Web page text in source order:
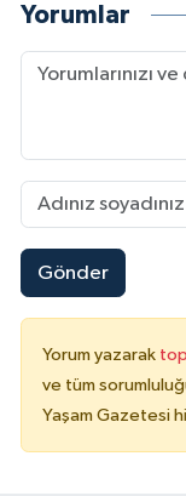
Yorumlar
Gönder
Yorum yazarak
ve tüm
Yaşam Gazetesi